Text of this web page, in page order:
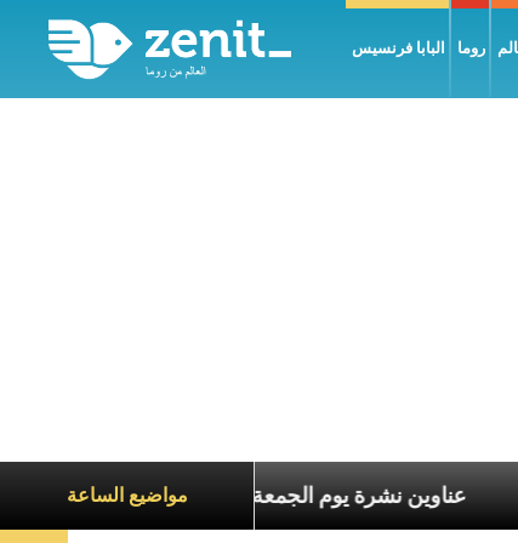
البابا فرنسيس روما
مواضيع الساعة
عناوين نشرة يوم الجمعة 7 آب 2026: السلام يُبنى بصبر يومًا بعد يوم الآخرين